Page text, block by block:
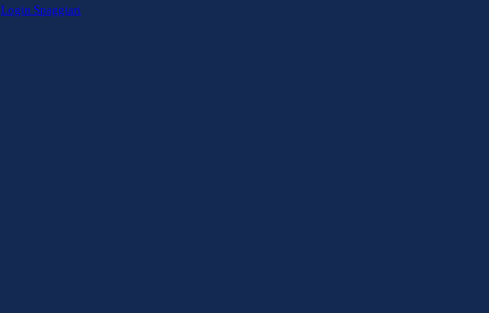
Login Spaggiari